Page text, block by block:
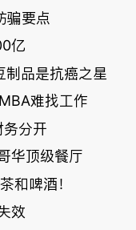
骗要点
亿
制品是抗癌之星
难找工作
分开
华顶级餐厅
和啤酒！
效